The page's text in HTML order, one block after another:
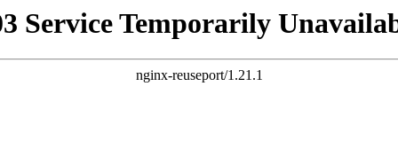
Service Temporarily
nginx-reuseport/1.21.1